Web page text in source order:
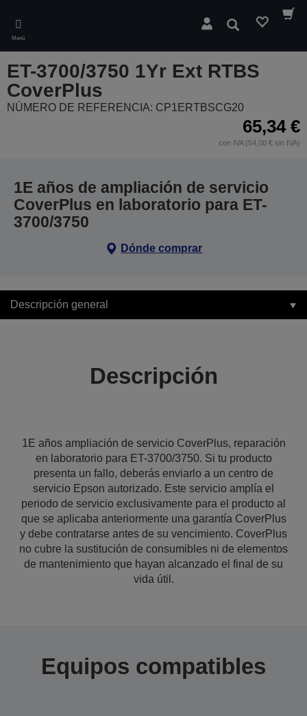
main
content
Menú
Buscar
ET-3700/3750 1Yr Ext RTBS
CoverPlus
NÚMERO DE REFERENCIA: CP1ERTBSCG20
65,34 €
con IVA (54,00 € sin IVA)
1E años de ampliación de servicio
CoverPlus en laboratorio para ET-
3700/3750
Dónde comprar
Descripción general
Descripción
1E años ampliación de servicio CoverPlus, reparación
en laboratorio para ET-3700/3750. Si tu producto
presenta un fallo, deberás enviarlo a un centro de
servicio Epson autorizado. Este servicio amplía el
periodo de servicio exclusivamente para el producto al
que se aplicaba anteriormente una garantía CoverPlus
y debe contratarse antes de su vencimiento. CoverPlus
no cubre la sustitución de consumibles ni de elementos
de mantenimiento que hayan alcanzado el final de su
vida útil.
Equipos compatibles